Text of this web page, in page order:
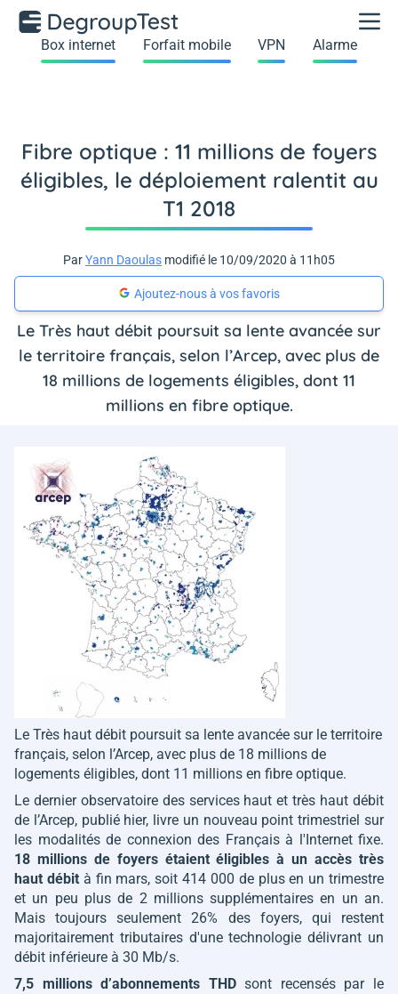
Box internet Forfait mobile VPN Alarme
Fibre optique : 11 millions de foyers
éligibles, le déploiement ralentit au
T1 2018
ParYann Daoulas modifié le 10/09/2020 à 11h05
Ajoutez-nous à vos favoris
Le Très haut débit poursuit sa lente avancée sur
le territoire français, selon l’Arcep, avec plus de
18 millions de logements éligibles, dont 11
millions en fibre optique.
Le Très haut débit poursuit sa lente avancée sur le territoire
français, selon l’Arcep, avec plus de 18 millions de
logements éligibles, dont 11 millions en fibre optique.
Le dernier observatoire des services haut et très haut débit
de l’Arcep, publié hier, livre un nouveau point trimestriel sur
les modalités de connexion des Français à l'Internet fixe.
18 millions de foyers étaient éligibles à un accès très
haut débità fin mars, soit 414 000 de plus en un trimestre
et un peu plus de 2 millions supplémentaires en un an.
Mais toujours seulement 26% des foyers, qui restent
majoritairement tributaires d'une technologie délivrant un
débit inférieure à 30 Mb/s.
7,5 millions d’abonnements THDsont recensés par le